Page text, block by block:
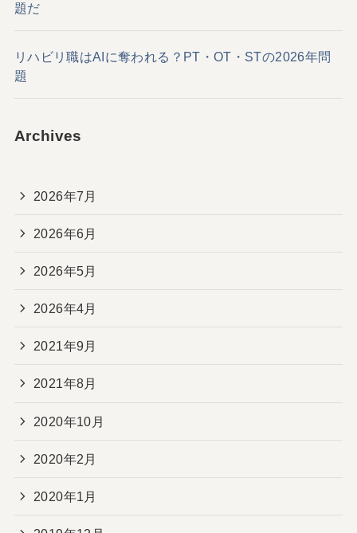
題だ
リハビリ職はAIに奪われる？PT・OT・STの2026年問
題
Archives
2026年7月
2026年6月
2026年5月
2026年4月
2021年9月
2021年8月
2020年10月
2020年2月
2020年1月